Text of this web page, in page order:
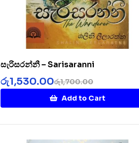
සැරිසරන්නී – Sarisaranni
රු1,700.00
රු1,530.00
Add to Cart